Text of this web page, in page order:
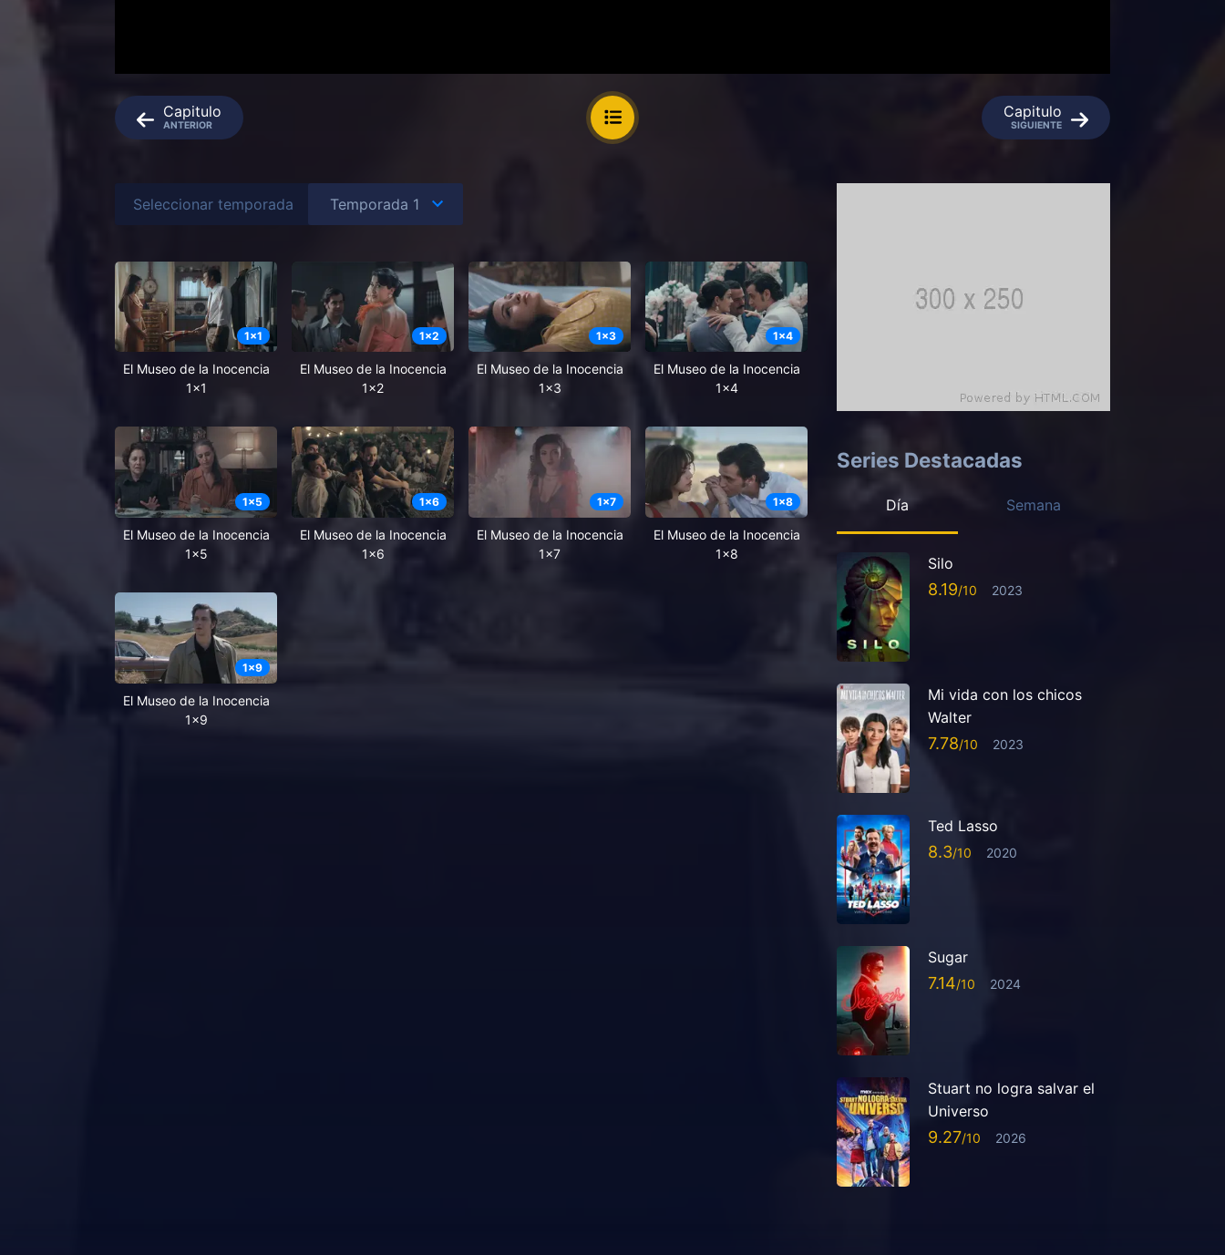
Capitulo
ANTERIOR
Capitulo
SIGUIENTE
Seleccionar temporada
1x1
El Museo de la Inocencia
1x1
1x2
El Museo de la Inocencia
1x2
1x3
El Museo de la Inocencia
1x3
1x4
El Museo de la Inocencia
1x4
1x5
El Museo de la Inocencia
1x5
1x6
El Museo de la Inocencia
1x6
1x7
El Museo de la Inocencia
1x7
1x8
El Museo de la Inocencia
1x8
1x9
El Museo de la Inocencia
1x9
Series Destacadas
Día Semana
Silo
8.19 2023
Mi vida con los chicos
Walter
7.78 2023
Ted Lasso
8.3 2020
Sugar
7.14 2024
Stuart no logra salvar el
Universo
9.27 2026